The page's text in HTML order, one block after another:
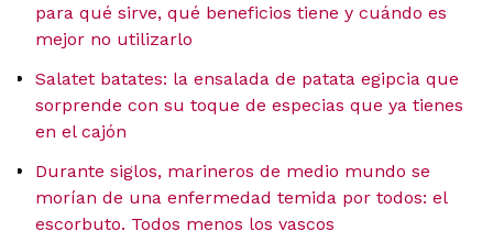
para qué sirve, qué beneficios tiene y cuándo es
mejor no utilizarlo
Salatet batates: la ensalada de patata egipcia que
sorprende con su toque de especias que ya tienes
en el cajón
Durante siglos, marineros de medio mundo se
morían de una enfermedad temida por todos: el
escorbuto. Todos menos los vascos